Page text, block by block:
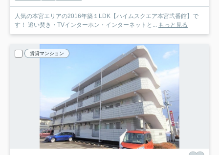
人気の本宮エリアの2016年築１LDK【ハイムスクエア本宮弐番館】で
す！ 追い焚き・TVインターホン・インターネットと... もっと見る
賃貸マンション